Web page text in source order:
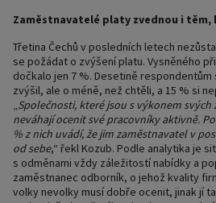
Zaměstnavatelé platy zvednou i těm,
Třetina Čechů v posledních letech
se požádat o zvýšení platu. Vysněného
dočkalo jen 7 %. Desetině
zvýšil, ale o méně, než chtěli, a 15 % si
„Společnosti, které jsou s výkonem
neváhají ocenit své pracovníky aktivně.
% z nich uvádí, že jim zaměstnavatel v
od sebe,“ řekl Kozub. Podle analytika je
s odměnami vždy záležitostí nabídky a
zaměstnanec odborník, o jehož kvality
volky nevolky musí dobře ocenit, jinak jí